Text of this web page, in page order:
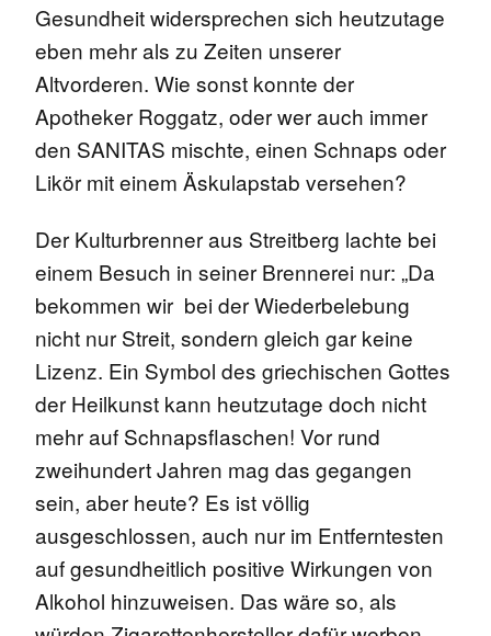
Gesundheit widersprechen sich heutzutage
eben mehr als zu Zeiten unserer
Altvorderen. Wie sonst konnte der
Apotheker Roggatz, oder wer auch immer
den SANITAS mischte, einen Schnaps oder
Likör mit einem Äskulapstab versehen?
Der Kulturbrenner aus Streitberg lachte bei
einem Besuch in seiner Brennerei nur: „Da
bekommen wir bei der Wiederbelebung
nicht nur Streit, sondern gleich gar keine
Lizenz. Ein Symbol des griechischen Gottes
der Heilkunst kann heutzutage doch nicht
mehr auf Schnapsflaschen! Vor rund
zweihundert Jahren mag das gegangen
sein, aber heute? Es ist völlig
ausgeschlossen, auch nur im Entferntesten
auf gesundheitlich positive Wirkungen von
Alkohol hinzuweisen. Das wäre so, als